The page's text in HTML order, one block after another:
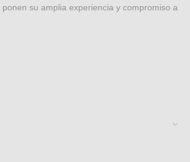
su amplia experiencia y compromiso a